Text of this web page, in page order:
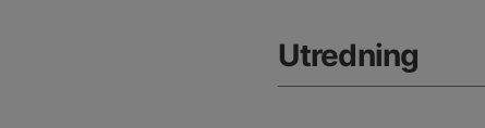
Utredning